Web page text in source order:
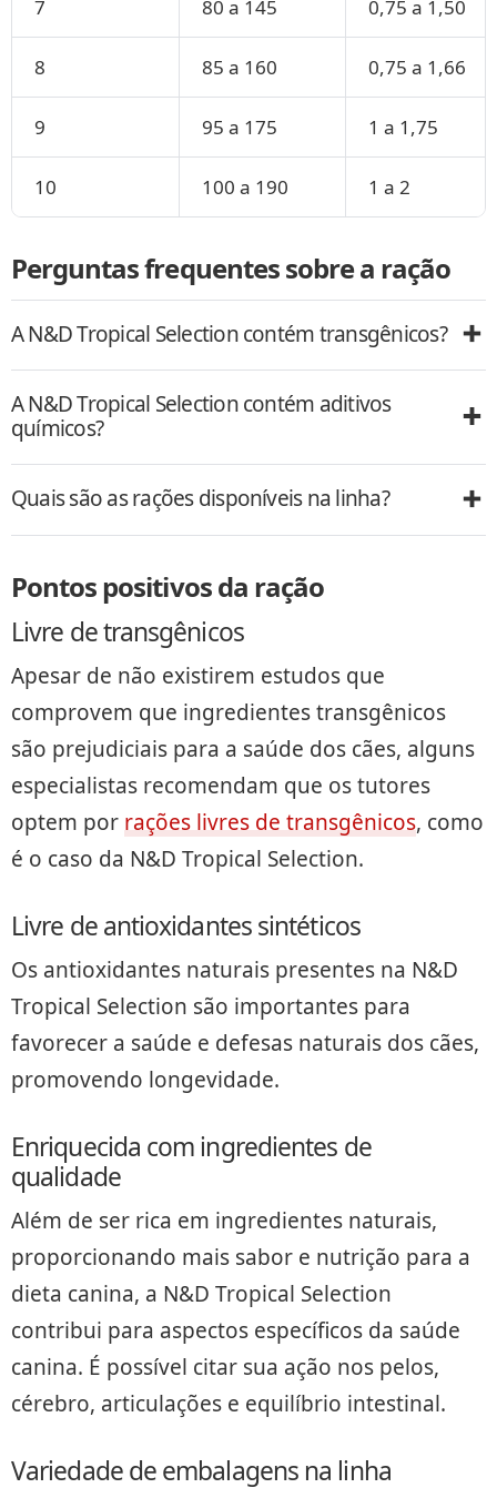
7 80 a 145 0,75 a 1,50
8 85 a 160 0,75 a 1,66
9 95 a 175 1 a 1,75
10 100 a 190 1 a 2
Perguntas frequentes sobre a ração
A N&D Tropical Selection contém transgênicos?
A N&D Tropical Selection contém aditivos
químicos?
Quais são as rações disponíveis na linha?
Pontos positivos da ração
Livre de transgênicos
Apesar de não existirem estudos que
comprovem que ingredientes transgênicos
são prejudiciais para a saúde dos cães, alguns
especialistas recomendam que os tutores
optem por rações livres de transgênicos, como
é o caso da N&D Tropical Selection.
Livre de antioxidantes sintéticos
Os antioxidantes naturais presentes na N&D
Tropical Selection são importantes para
favorecer a saúde e defesas naturais dos cães,
promovendo longevidade.
Enriquecida com ingredientes de
qualidade
Além de ser rica em ingredientes naturais,
proporcionando mais sabor e nutrição para a
dieta canina, a N&D Tropical Selection
contribui para aspectos específicos da saúde
canina. É possível citar sua ação nos pelos,
cérebro, articulações e equilíbrio intestinal.
Variedade de embalagens na linha